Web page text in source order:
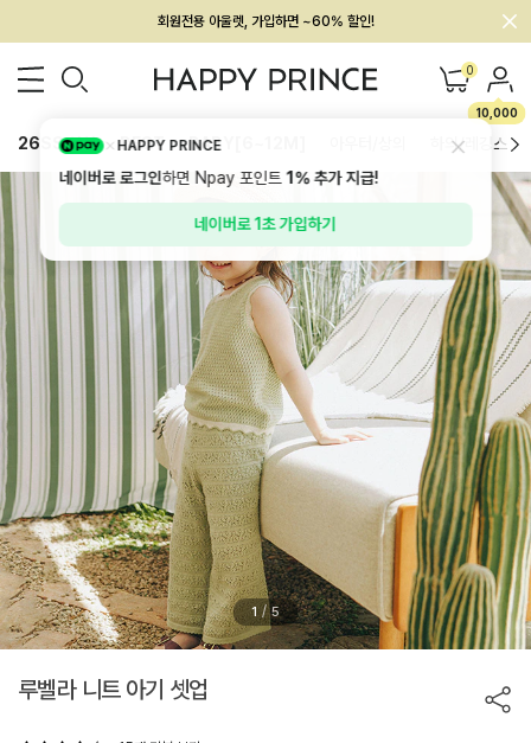
멤버십 최대 28,000원 혜택
0
10,000
26SS 신상 BEST BABY[6~12M] 하의/레깅스
1 / 5
루벨라 니트 아기 셋업
HAPPY PRINCE
네이버로 로그인하면 Npay 포인트1%추가 지급!
네이버로 1초 가입하기